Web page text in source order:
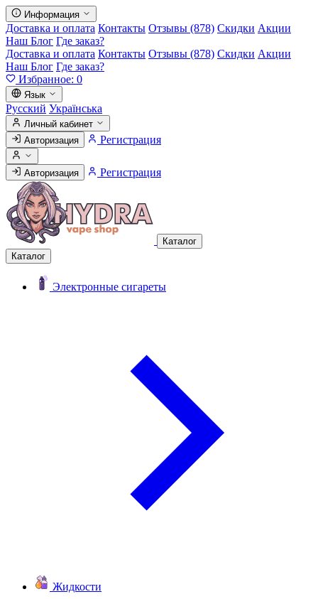
Информация
Доставка и оплата Контакты Отзывы (878) Скидки Акции
Наш Блог Где заказ?
Доставка и оплата Контакты Отзывы (878) Скидки Акции
Наш Блог Где заказ?
Избранное: 0
Язык
Русский Українська
Личный кабинет
Авторизация
Регистрация
Авторизация Регистрация
Каталог
Каталог
Электронные сигареты
Жидкости